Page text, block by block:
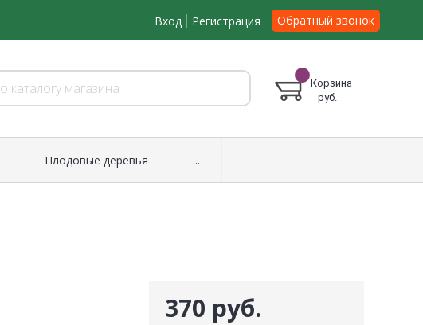
Вход Регистрация Обратный звонок
Корзина
руб.
Плодовые деревья ...
370 руб.